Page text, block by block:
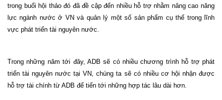
trong buổi hội thảo đó đã đề cập đến nhiều hỗ trợ nhằm nâng cao năng
lực ngành nước ở VN và quản lý một số sản phẩm cụ thế trong lĩnh
vực phát triển tài nguyên nước.
Trong những năm tới đây, ADB sẽ có nhiều chương trình hỗ trợ phát
triển tài nguyên nước tại VN, chúng ta sẽ có nhiều cơ hội nhận được
hỗ trợ tài chính từ ADB để tiến tới những hợp tác lâu dài hơn.